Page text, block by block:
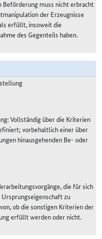
muss nicht erbracht
der Erzeugnisse
erfüllt, insoweit die
des Gegenteils haben.
Vollständig über die Kriterien
vorbehaltlich einer über
hinausgehenden Be- oder
die für sich
zu
ob die sonstigen Kriterien der
erfüllt werden oder nicht.